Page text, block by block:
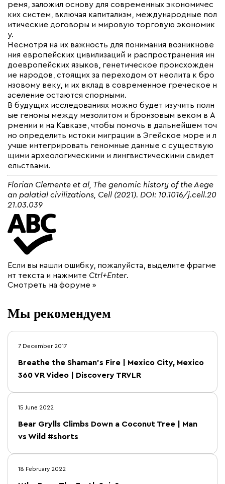
ремя, заложил основу для современных экономичес
ких систем, включая капитализм, международные пол
итические договоры и мировую торговую экономик
у.
Несмотря на их важность для понимания возникнове
ния европейских цивилизаций и распространения ин
доевропейских языков, генетическое происхожден
ие народов, стоящих за переходом от неолита к бро
нзовому веку, и их вклад в современное греческое н
аселение остаются спорными.
В будущих исследованиях можно будет изучить полн
ые геномы между мезолитом и бронзовым веком в А
рмении и на Кавказе, чтобы помочь в дальнейшем точ
но определить истоки миграции в Эгейское море и л
учше интегрировать геномные данные с существую
щими археологическими и лингвистическими свидет
ельствами.
Florian Clemente et al, The genomic history of the Aege
an palatial civilizations, Cell (2021). DOI: 10.1016/j.cell.20
21.03.039
Если вы нашли ошибку, пожалуйста, выделите фрагме
нт текста и нажмите Ctrl+Enter.
Смотреть на форуме »
Мы рекомендуем
7 December 2017
Breathe the Shaman’s Fire | Mexico City, Mexico
360 VR Video | Discovery TRVLR
15 June 2022
Bear Grylls Climbs Down a Coconut Tree | Man
vs Wild #shorts
18 February 2022